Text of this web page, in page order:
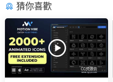
猜你喜歡